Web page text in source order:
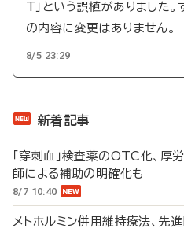
T」という誤植がありました
の内容に変更はありません。
8/5 23:29
新着記事
「穿刺血」検査薬のOTC化、
師による補助の明確化も
8/7 10:40
メトホルミン併用維持療法、